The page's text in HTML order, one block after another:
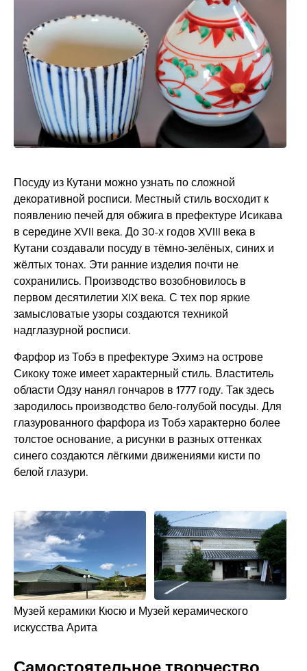
Посуду из Кутани можно узнать по сложной
декоративной росписи. Местный стиль восходит к
появлению печей для обжига в префектуре Исикава
в середине XVII века. До 30-х годов XVIII века в
Кутани создавали посуду в тёмно-зелёных, синих и
жёлтых тонах. Эти ранние изделия почти не
сохранились. Производство возобновилось в
первом десятилетии XIX века. С тех пор яркие
замысловатые узоры создаются техникой
надглазурной росписи.
Фарфор из Тобэ в префектуре Эхимэ на острове
Сикоку тоже имеет характерный стиль. Властитель
области Одзу нанял гончаров в 1777 году. Так здесь
зародилось производство бело-голубой посуды. Для
глазурованного фарфора из Тобэ характерно более
толстое основание, а рисунки в разных оттенках
синего создаются лёгкими движениями кисти по
белой глазури.
Музей керамики Кюсю и Музей керамического
искусства Арита